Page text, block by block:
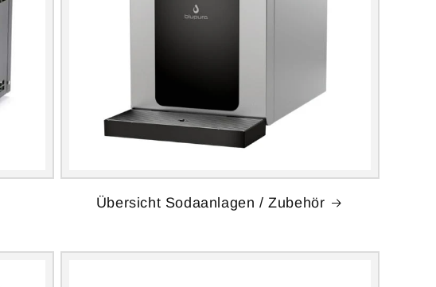
Übersicht Sodaanlagen / Zubehör